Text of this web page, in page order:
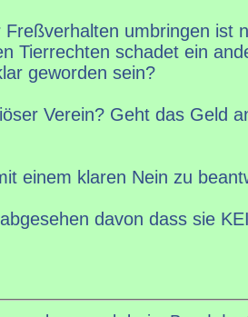
umbringen ist
Tierrechten schadet ein
geworden sein?
Verein? Geht das Geld
einem klaren Nein zu
davon dass sie